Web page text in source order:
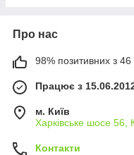
Про нас
98% позитивних з 46
Працює з
м. Київ
Харківське шосе 56,
Контакти